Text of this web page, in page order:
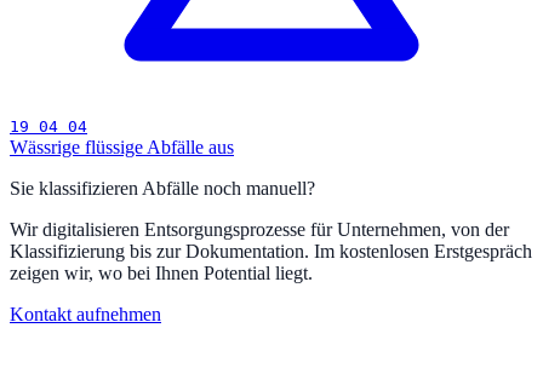
19 04 04
Wässrige flüssige Abfälle aus
Sie klassifizieren Abfälle noch manuell?
Wir digitalisieren Entsorgungsprozesse für Unternehmen, von der
Klassifizierung bis zur Dokumentation. Im kostenlosen Erstgespräch
zeigen wir, wo bei Ihnen Potential liegt.
Kontakt aufnehmen